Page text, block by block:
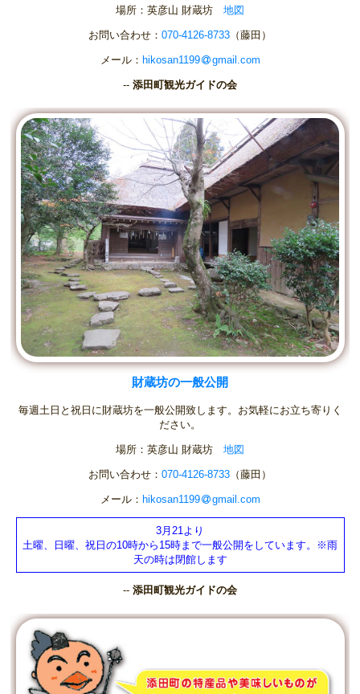
場所：英彦山 財蔵坊 地図
お問い合わせ： 070-4126-8733 （藤田）
メール： hikosan1199 gmail.com
-- 添田町観光ガイドの会
財蔵坊の一般公開
毎週土日と祝日に財蔵坊を一般公開致します。お気軽にお立ち寄りく
ださい。
場所：英彦山 財蔵坊 地図
お問い合わせ： 070-4126-8733 （藤田）
メール： hikosan1199 gmail.com
3月21より
土曜、日曜、祝日の10時から15時まで一般公開をしています。※雨
天の時は閉館します
-- 添田町観光ガイドの会